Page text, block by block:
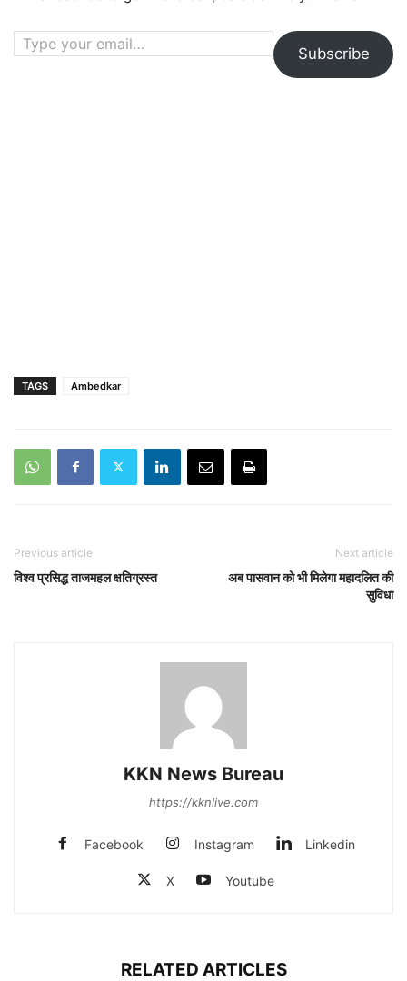
Type your email…
Subscribe
TAGS Ambedkar
Previous article
विश्व प्रसिद्ध ताजमहल क्षतिग्रस्त
Next article
अब पासवान को भी मिलेगा महादलित की
सुविधा
KKN News Bureau
https://kknlive.com
Facebook Instagram Linkedin
X Youtube
RELATED ARTICLES